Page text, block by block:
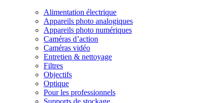
Alimentation électrique
Appareils photo analogiques
Appareils photo numériques
Caméras d’action
Caméras vidéo
Entretien & nettoyage
Filtres
Objectifs
Optique
Pour les professionnels
Supports de stockage